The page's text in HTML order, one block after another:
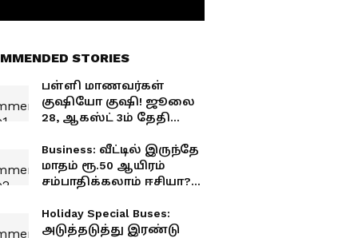
STORIES
பள்ளி மாணவர்கள்
குஷியோ குஷி! ஜூலை
28, ஆகஸ்ட் 3ம் தேதி
விடுமுறை!
Business: வீட்டில் இருந்தே
மாதம் ரூ.50 ஆயிரம்
சம்பாதிக்கலாம் ஈசியா?
அட்டகாசமான
வருமானம்.!
Holiday Special Buses:
அடுத்தடுத்து இரண்டு